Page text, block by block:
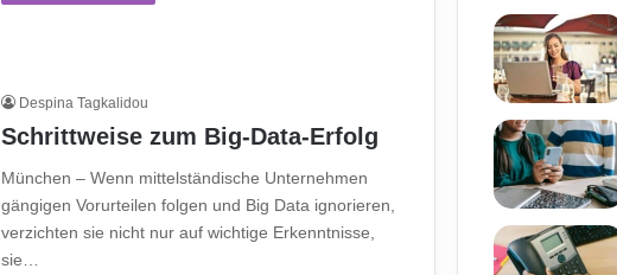
Despina Tagkalidou
Schrittweise zum Big-Data-Erfolg
München – Wenn mittelständische Unternehmen
gängigen Vorurteilen folgen und Big Data ignorieren,
verzichten sie nicht nur auf wichtige Erkenntnisse,
sie…